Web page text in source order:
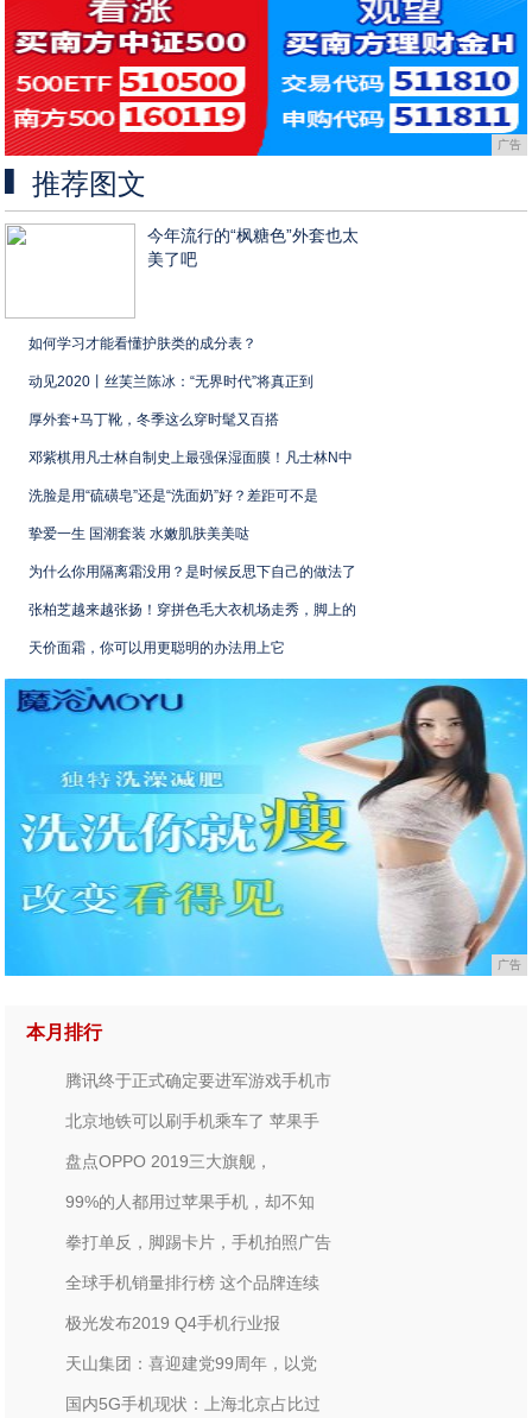
广告
推荐图文
今年流行的“枫糖色”外套也太
美了吧
如何学习才能看懂护肤类的成分表？
动见2020丨丝芙兰陈冰：“无界时代”将真正到
厚外套+马丁靴，冬季这么穿时髦又百搭
邓紫棋用凡士林自制史上最强保湿面膜！凡士林N中
洗脸是用“硫磺皂”还是“洗面奶”好？差距可不是
挚爱一生 国潮套装 水嫩肌肤美美哒
为什么你用隔离霜没用？是时候反思下自己的做法了
张柏芝越来越张扬！穿拼色毛大衣机场走秀，脚上的
天价面霜，你可以用更聪明的办法用上它
广告
本月排行
腾讯终于正式确定要进军游戏手机市
北京地铁可以刷手机乘车了 苹果手
盘点OPPO 2019三大旗舰，
99%的人都用过苹果手机，却不知
拳打单反，脚踢卡片，手机拍照广告
全球手机销量排行榜 这个品牌连续
极光发布2019 Q4手机行业报
天山集团：喜迎建党99周年，以党
国内5G手机现状：上海北京占比过